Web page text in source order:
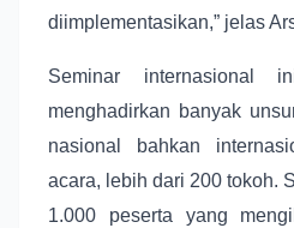
diimplementasikan,” jelas
Seminar internasional
menghadirkan banyak
nasional bahkan
acara, lebih dari 200 tokoh.
1.000 peserta yang